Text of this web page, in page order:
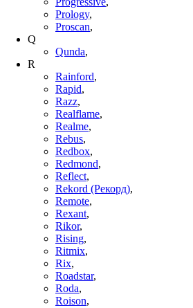
Prology,
Proscan,
Q
Qunda,
R
Rainford,
Rapid,
Razz,
Realflame,
Realme,
Rebus,
Redbox,
Redmond,
Reflect,
Rekord (Рекорд),
Remote,
Rexant,
Rikor,
Rising,
Ritmix,
Rix,
Roadstar,
Roda,
Roison,